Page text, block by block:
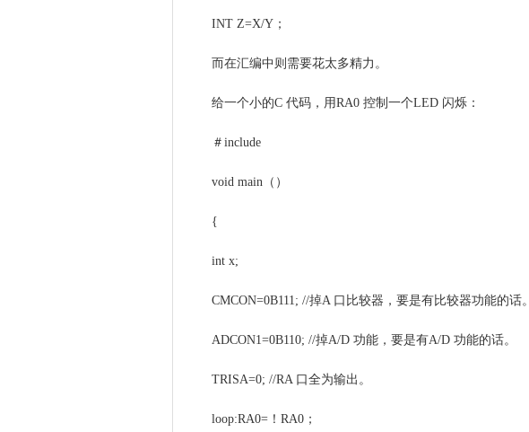
INT Z=X/Y；
而在汇编中则需要花太多精力。
给一个小的C 代码，用RA0 控制一个LED 闪烁：
＃include
void main（）
{
int x;
CMCON=0B111; //掉A 口比较器，要是有比较器功能的话。
ADCON1=0B110; //掉A/D 功能，要是有A/D 功能的话。
TRISA=0; //RA 口全为输出。
loop:RA0=！RA0；